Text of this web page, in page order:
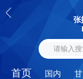
张
首页 国内